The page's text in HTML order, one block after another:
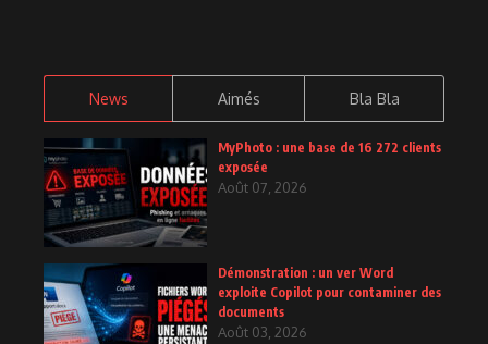
News Aimés Bla Bla
MyPhoto : une base de 16 272 clients
exposée
Août 07, 2026
Démonstration : un ver Word
exploite Copilot pour contaminer des
documents
Août 03, 2026